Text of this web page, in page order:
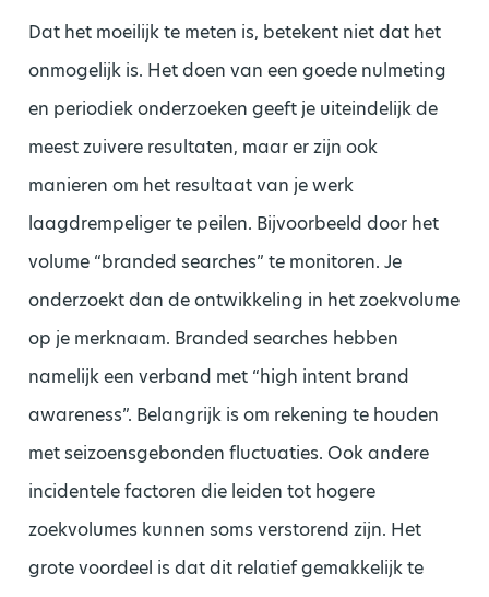
Dat het moeilijk te meten is, betekent niet dat het
onmogelijk is. Het doen van een goede nulmeting
en periodiek onderzoeken geeft je uiteindelijk de
meest zuivere resultaten, maar er zijn ook
manieren om het resultaat van je werk
laagdrempeliger te peilen. Bijvoorbeeld door het
volume “branded searches” te monitoren. Je
onderzoekt dan de ontwikkeling in het zoekvolume
op je merknaam. Branded searches hebben
namelijk een verband met “high intent brand
awareness”. Belangrijk is om rekening te houden
met seizoensgebonden fluctuaties. Ook andere
incidentele factoren die leiden tot hogere
zoekvolumes kunnen soms verstorend zijn. Het
grote voordeel is dat dit relatief gemakkelijk te